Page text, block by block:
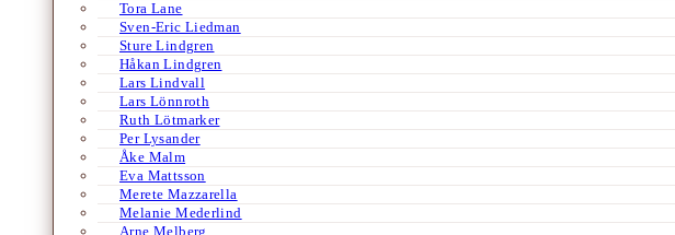
Tora Lane
Sven-Eric Liedman
Sture Lindgren
Håkan Lindgren
Lars Lindvall
Lars Lönnroth
Ruth Lötmarker
Per Lysander
Åke Malm
Eva Mattsson
Merete Mazzarella
Melanie Mederlind
Arne Melberg